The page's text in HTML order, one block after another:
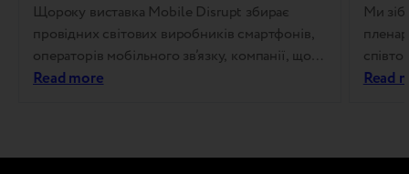
Trade-in та Refurbished
Щороку виставка Mobile Disrupt збирає
провідних світових виробників смартфонів,
операторів мобільного зв’язку, компанії, що
займаються програмою Trade-in, фахівців з
Read more
Ми
Read